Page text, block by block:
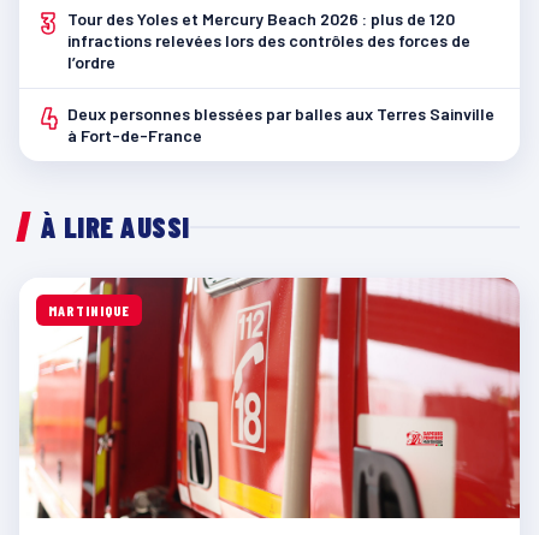
3
Tour des Yoles et Mercury Beach 2026 : plus de 120
infractions relevées lors des contrôles des forces de
l’ordre
4 Deux personnes blessées par balles aux Terres Sainville
à Fort-de-France
À LIRE AUSSI
MARTINIQUE